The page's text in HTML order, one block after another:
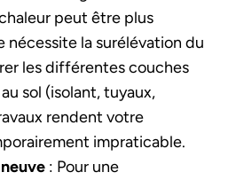
peut être plus
nécessite la surélévation du
les différentes couches
sol (isolant, tuyaux,
rendent votre
impraticable.
: Pour une